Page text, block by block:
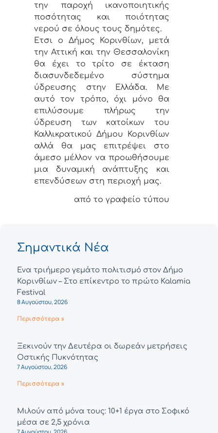
την παροχή ικανοποιητικής
ποσότητας και ποιότητας
νερού σε όλους τους δημότες.
Ετσι ο Δήμος Κορινθίων, μετά
την Αττική και την Θεσσαλονίκη
θα έχει το τρίτο σε έκταση
διασυνδεδεμένο σύστημα
ύδρευσης στην Ελλάδα. Με
αυτό τον τρόπο, όχι μόνο θα
επιλύσουμε πλήρως την
ύδρευση των κατοίκων του
Καλλικρατικού Δήμου Κορινθίων
αλλά θα μας επιτρέψει στο
άμεσο μέλλον να προωθήσουμε
μια δυναμική ανάπτυξης και
επενδύσεων στη περιοχή μας.
από το γραφείο τύπου
Σημαντικά Νέα
Ένα τριήμερο γεμάτο πολιτισμό στον Δήμο
Κορινθίων – Στο επίκεντρο το πρώτο Kalamia
Festival
8 Αυγούστου, 2026
Περισσότερα »
Ξεκινούν την Δευτέρα οι δωρεάν μετρήσεις
Οστικής Πυκνότητας
7 Αυγούστου, 2026
Περισσότερα »
Μιλούν από μόνα τους: 10+1 έργα στο Σοφικό
μέσα σε 2,5 χρόνια